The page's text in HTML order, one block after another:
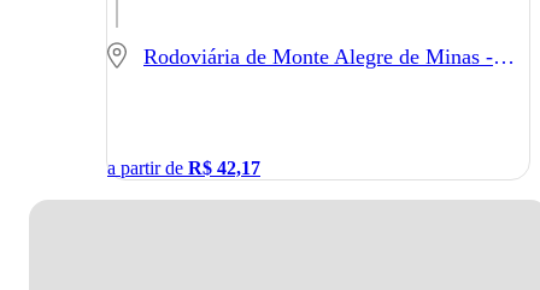
Rodoviária de Monte Alegre de Minas - Monte Alegre de Minas - MG
a partir de R$ 42,17